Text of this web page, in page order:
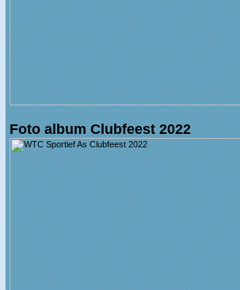
Foto album Clubfeest 2022